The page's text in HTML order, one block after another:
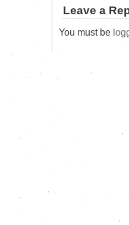
Leave a
You must be